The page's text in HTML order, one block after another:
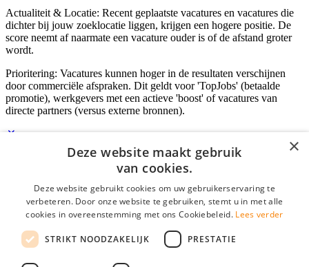
Actualiteit & Locatie: Recent geplaatste vacatures en vacatures die
dichter bij jouw zoeklocatie liggen, krijgen een hogere positie. De
score neemt af naarmate een vacature ouder is of de afstand groter
wordt.
Prioritering: Vacatures kunnen hoger in de resultaten verschijnen
door commerciële afspraken. Dit geldt voor 'TopJobs' (betaalde
promotie), werkgevers met een actieve 'boost' of vacatures van
directe partners (versus externe bronnen).
Inloggen als bedrijf
E-mail*
Wachtwoord
login gegevens onthouden
×
Deze website maakt gebruik
van cookies.
Deze website gebruikt cookies om uw gebruikerservaring te
verbeteren. Door onze website te gebruiken, stemt u in met alle
cookies in overeenstemming met ons Cookiebeleid. Lees verder
STRIKT NOODZAKELIJK PRESTATIE